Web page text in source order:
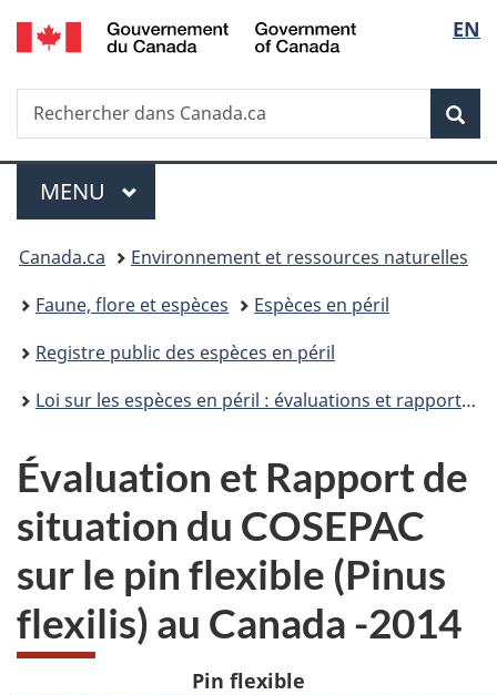
Passer
au
principal
Passer
à
Au
du
Passer
à
version
simplifiée
de
la
EN
Recherche
Rechercher
dans
Menu
MENU PRINCIPAL
Vous
êtes
ici :
Canada.ca
Environnement et ressources naturelles
Faune, flore et espèces
Espèces en péril
Registre public des espèces en péril
Loi sur les espèces en péril : évaluations et rapports de situation du COSEPAC
Évaluation et Rapport de
situation du COSEPAC
sur le pin flexible (Pinus
flexilis) au Canada -2014
Pin flexible